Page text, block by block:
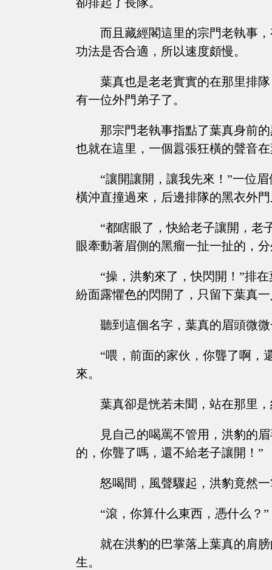
而且藏經閣這里的宗門老執事
功法是否合適，所以速度頗慢。
葉真也是老老實實的在那里排
有一位外門弟子了。
那宗門老執事指點了葉真身前
也就在這里，一個囂張狂橫的聲音
“讓開讓開，讓我先來！”一位
橫沖直撞過來，后邊排隊的黑衣外
“都瞎眼了，快給老子讓開，老
眼牽動著眉側的黑瘤一扯一扯的，
“操，洪豹來了，快閃開！”排
紛面露懼色的閃開了，只留下葉真
聽到這個名字，葉真的眉頭微
“喂，前面的家伙，你聾了啊，
來。
葉真卻是恍若未聞，站在那里
見自己的喝罵不管用，洪豹的
的，你聾了嗎，還不給老子讓開！”
怒喝間，風聲驟起，洪豹竟然
“滾，你算什么東西，憑什么？”
就在洪豹的巴掌落上葉真的肩
生。